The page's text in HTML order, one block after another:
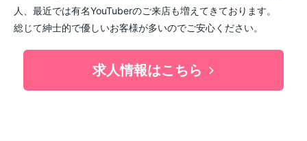
人、最近では有名YouTuberのご来店も増えてきております。
総じて紳士的で優しいお客様が多いのでご安心ください。
求人情報はこちら